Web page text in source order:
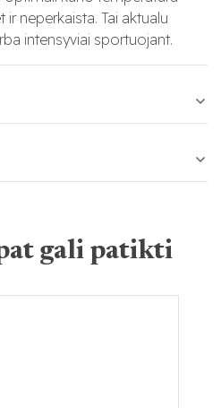
neperkaista. Tai aktualu
intensyviai sportuojant.
gali patikti